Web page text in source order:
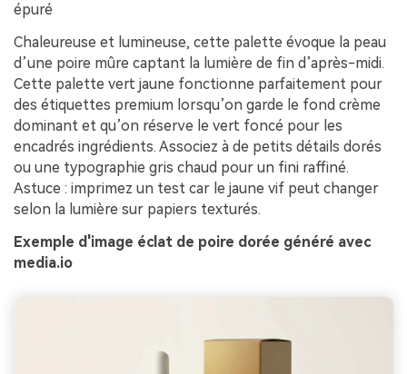
épuré
Chaleureuse et lumineuse, cette palette évoque la peau
d’une poire mûre captant la lumière de fin d’après-midi.
Cette palette vert jaune fonctionne parfaitement pour
des étiquettes premium lorsqu’on garde le fond crème
dominant et qu’on réserve le vert foncé pour les
encadrés ingrédients. Associez à de petits détails dorés
ou une typographie gris chaud pour un fini raffiné.
Astuce : imprimez un test car le jaune vif peut changer
selon la lumière sur papiers texturés.
Exemple d'image éclat de poire dorée généré avec
media.io